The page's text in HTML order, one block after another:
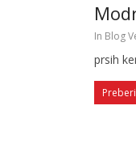
In Blog
prsih